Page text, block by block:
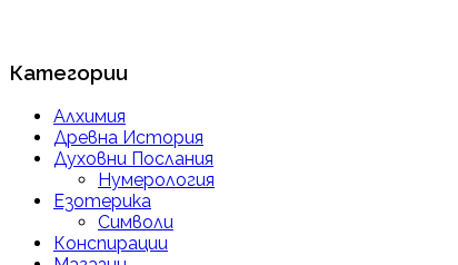
Категории
Алхимия
Древна История
Духовни Послания
Нумерология
Езотерика
Символи
Конспирации